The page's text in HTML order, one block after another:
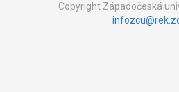
Copyright Západočeská